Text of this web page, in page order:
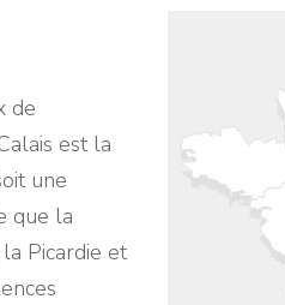
de
est la
une
que la
Picardie et